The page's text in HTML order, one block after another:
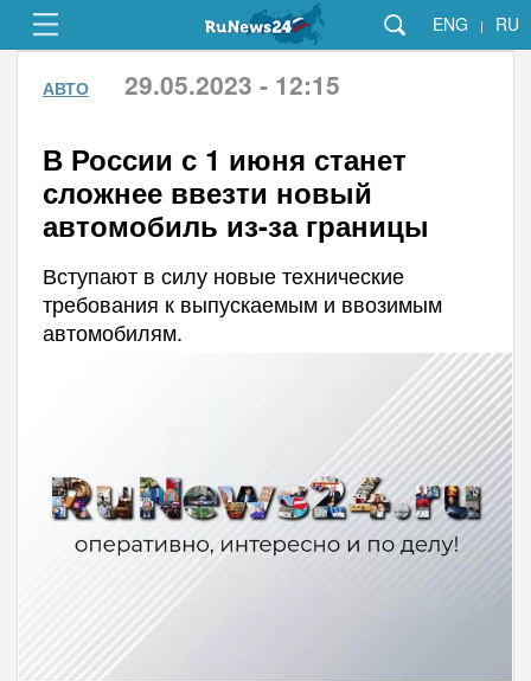
ENG | RU
АВТО 29.05.2023 - 12:15
В России с 1 июня станет
сложнее ввезти новый
автомобиль из-за границы
Вступают в силу новые технические
требования к выпускаемым и ввозимым
автомобилям.